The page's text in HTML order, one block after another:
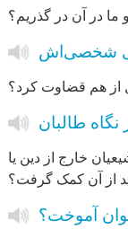
ما در آن در گذریم؟
شخصی‌اش
از هم قضاوت کرد؟
نگاه طالبان
خارج از دین یا
از آن کمک گرفت؟
آموخت؟